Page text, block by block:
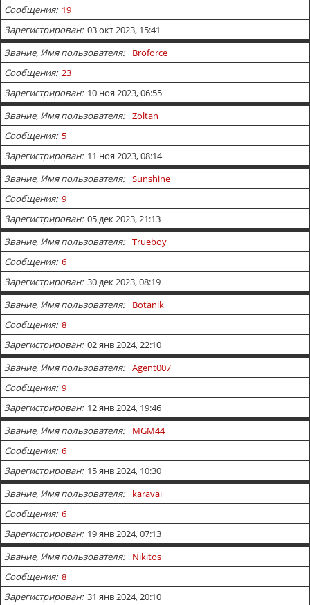
Сообщения 19
Зарегистрирован 03 окт 2023, 15:41
Звание, Имя пользователя
Broforce
Сообщения 23
Зарегистрирован 10 ноя 2023, 06:55
Звание, Имя пользователя
Zoltan
Сообщения 5
Зарегистрирован 11 ноя 2023, 08:14
Звание, Имя пользователя
Sunshine
Сообщения 9
Зарегистрирован 05 дек 2023, 21:13
Звание, Имя пользователя
Trueboy
Сообщения 6
Зарегистрирован 30 дек 2023, 08:19
Звание, Имя пользователя
Botanik
Сообщения 8
Зарегистрирован 02 янв 2024, 22:10
Звание, Имя пользователя
Agent007
Сообщения 9
Зарегистрирован 12 янв 2024, 19:46
Звание, Имя пользователя
MGM44
Сообщения 6
Зарегистрирован 15 янв 2024, 10:30
Звание, Имя пользователя
karavai
Сообщения 6
Зарегистрирован 19 янв 2024, 07:13
Звание, Имя пользователя
Nikitos
Сообщения 8
Зарегистрирован 31 янв 2024, 20:10